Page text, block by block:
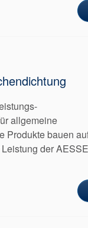
allgemeine
Produkte bauen
der